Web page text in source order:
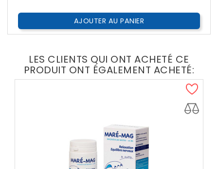
AJOUTER AU PANIER
LES CLIENTS QUI ONT ACHETÉ CE
PRODUIT ONT ÉGALEMENT ACHETÉ: